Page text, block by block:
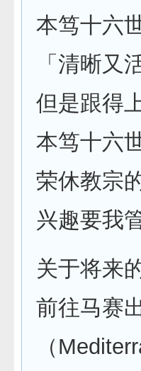
本笃十六
「清晰又
但是跟得
本笃十六
荣休教宗
兴趣要我
关于将来
前往马赛
（